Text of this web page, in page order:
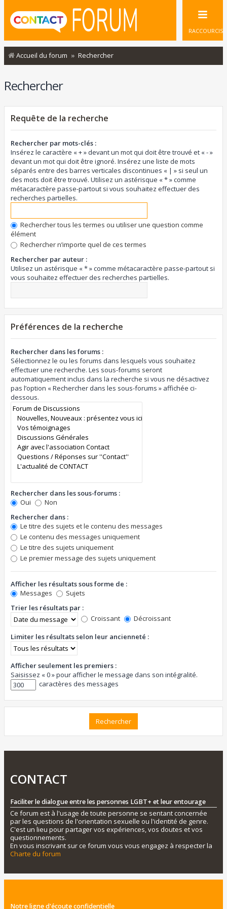
RACCOURCIS
Accueil du forum Rechercher
Rechercher
Requête de la recherche
Rechercher par mots-clés :
Insérez le caractère « + » devant un mot qui doit être trouvé et « - »
devant un mot qui doit être ignoré. Insérez une liste de mots
séparés entre des barres verticales discontinues « | » si seul un
des mots doit être trouvé. Utilisez un astérisque « * » comme
métacaractère passe-partout si vous souhaitez effectuer des
recherches partielles.
Rechercher tous les termes ou utiliser une question comme
élément
Rechercher n’importe quel de ces termes
Rechercher par auteur :
Utilisez un astérisque « * » comme métacaractère passe-partout si
vous souhaitez effectuer des recherches partielles.
Préférences de la recherche
Rechercher dans les forums :
Sélectionnez le ou les forums dans lesquels vous souhaitez
effectuer une recherche. Les sous-forums seront
automatiquement inclus dans la recherche si vous ne désactivez
pas l’option « Rechercher dans les sous-forums » affichée ci-
dessous.
Rechercher dans les sous-forums :
Oui
Non
Rechercher dans :
Le titre des sujets et le contenu des messages
Le contenu des messages uniquement
Le titre des sujets uniquement
Le premier message des sujets uniquement
Afficher les résultats sous forme de :
Messages
Sujets
Trier les résultats par :
Croissant
Décroissant
Limiter les résultats selon leur ancienneté :
Afficher seulement les premiers :
Saisissez « 0 » pour afficher le message dans son intégralité.
caractères des messages
CONTACT
Faciliter le dialogue entre les personnes LGBT+ et leur entourage
Ce forum est à l'usage de toute personne se sentant concernée
par les questions de l'orientation sexuelle ou l'identité de genre.
C'est un lieu pour partager vos expériences, vos doutes et vos
questionnements.
En vous inscrivant sur ce forum vous vous engagez à respecter la
Charte du forum
Notre ligne d'écoute confidentielle